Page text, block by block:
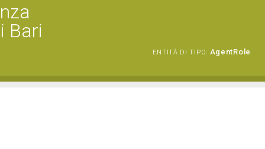
Bari
ENTITÀ DI TIPO: AgentRole